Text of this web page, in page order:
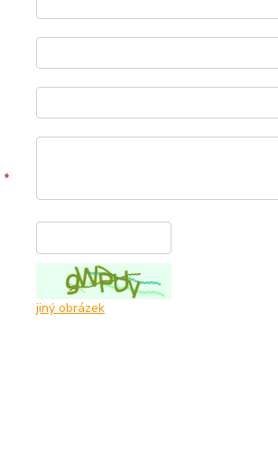
*
jiný obrázek